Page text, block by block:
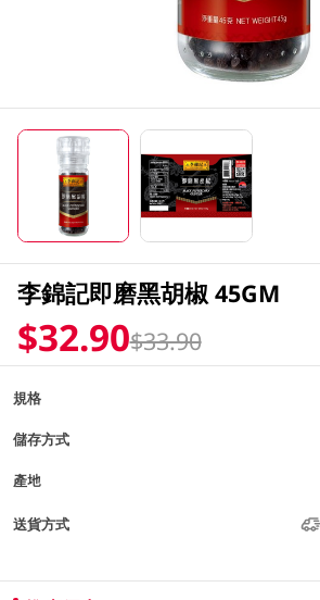
李錦記即磨黑胡椒 45GM
$32.90$33.90
規格
儲存方式
產地
送貨方式